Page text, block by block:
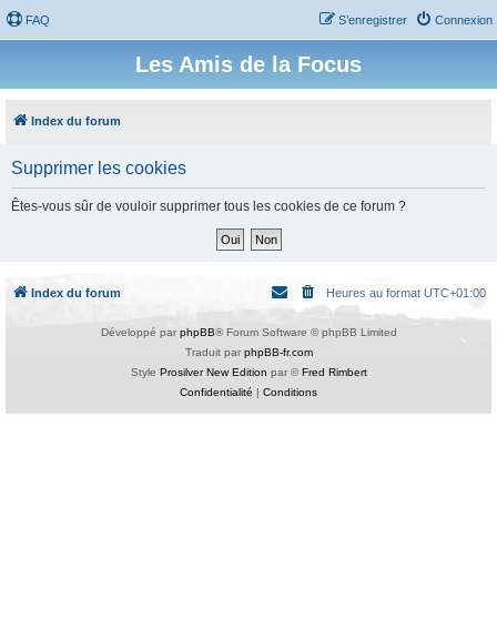
FAQ Connexion
S’enregistrer
Les Amis de la Focus
Index du forum
Supprimer les cookies
Êtes-vous sûr de vouloir supprimer tous les cookies de ce forum ?
Index du forum Heures au format UTC+01:00
Développé par phpBB® Forum Software © phpBB Limited
Traduit par phpBB-fr.com
Style Prosilver New Edition par ©Fred Rimbert
Confidentialité | Conditions